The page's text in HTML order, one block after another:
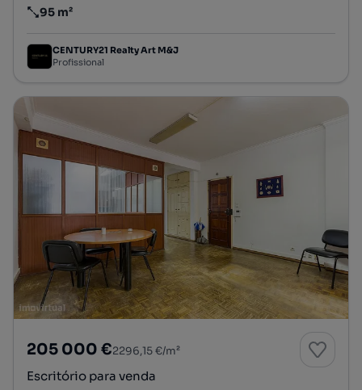
Preço por metro quadrado
95 m²
CENTURY21 Realty Art M&J
Profissional
205 000 €2296,15 €/m²
Escritório para venda